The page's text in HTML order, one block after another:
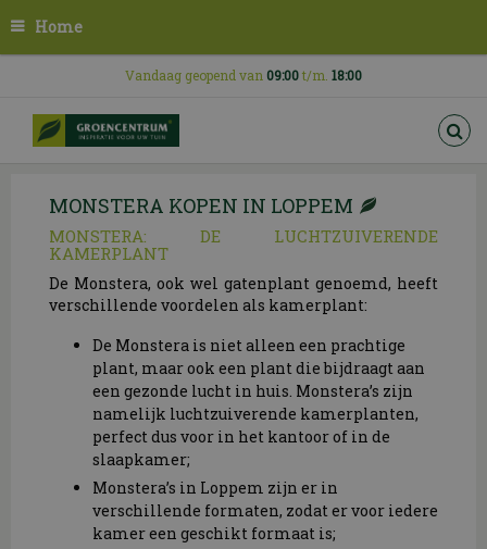
n
Home
Vandaag geopend van 09:00t/m. 18:00
MONSTERA KOPEN IN LOPPEM
MONSTERA: DE LUCHTZUIVERENDE
KAMERPLANT
De Monstera, ook wel gatenplant genoemd, heeft
verschillende voordelen als kamerplant:
De Monstera is niet alleen een prachtige
plant, maar ook een plant die bijdraagt aan
een gezonde lucht in huis. Monstera’s zijn
namelijk luchtzuiverende kamerplanten,
perfect dus voor in het kantoor of in de
slaapkamer;
Monstera’s in Loppem zijn er in
verschillende formaten, zodat er voor iedere
kamer een geschikt formaat is;